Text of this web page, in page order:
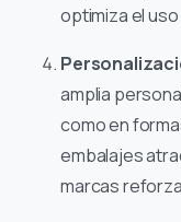
optimiza el
amplia
como en
embalajes
marcas